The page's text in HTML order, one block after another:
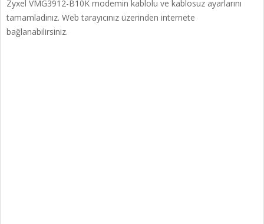
Zyxel VMG3912-B10K modemin kablolu ve kablosuz ayarlarını
tamamladınız. Web tarayıcınız üzerinden internete
bağlanabilirsiniz.